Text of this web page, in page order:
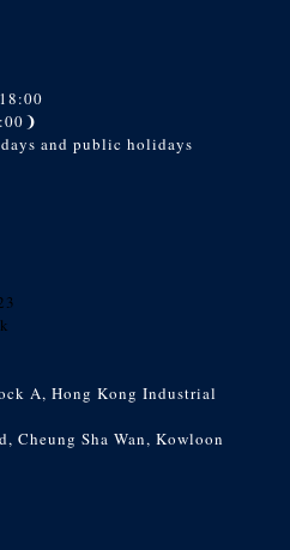
and public holidays
A, Hong Kong Industrial
Cheung Sha Wan, Kowloon